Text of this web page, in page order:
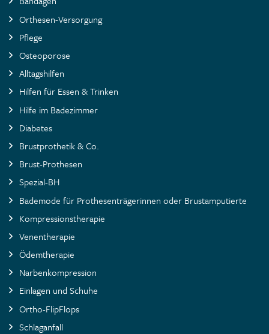
Orthesen-Versorgung
Pflege
Osteoporose
Alltagshilfen
Hilfen für Essen & Trinken
Hilfe im Badezimmer
Diabetes
Brustprothetik & Co.
Brust-Prothesen
Spezial-BH
Bademode für Prothesenträgerinnen oder Brustamputierte
Kompressionstherapie
Venentherapie
Ödemtherapie
Narbenkompression
Einlagen und Schuhe
Ortho-FlipFlops
Schlaganfall